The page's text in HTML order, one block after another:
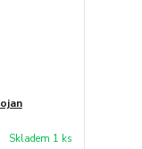
Skladem 1 ks